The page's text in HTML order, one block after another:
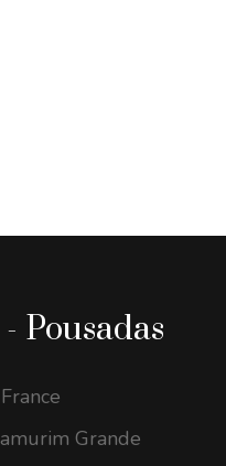
Pousadas
Grande